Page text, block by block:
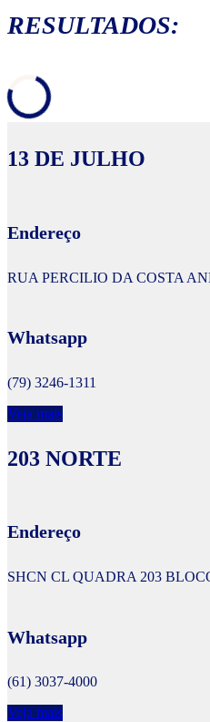
RESULTADOS:
13 DE JULHO
Endereço
RUA PERCILIO DA COSTA
Whatsapp
(79) 3246-1311
Veja mais
203 NORTE
Endereço
SHCN CL QUADRA 203
Whatsapp
(61) 3037-4000
Veja mais